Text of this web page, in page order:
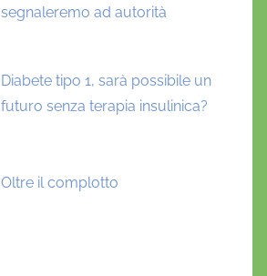
segnaleremo ad autorità
Diabete tipo 1, sarà possibile un
futuro senza terapia insulinica?
Oltre il complotto